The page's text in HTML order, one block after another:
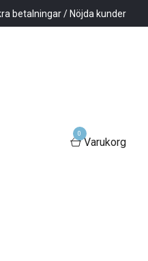
betalningar / Nöjda kunder
0
Varukorg